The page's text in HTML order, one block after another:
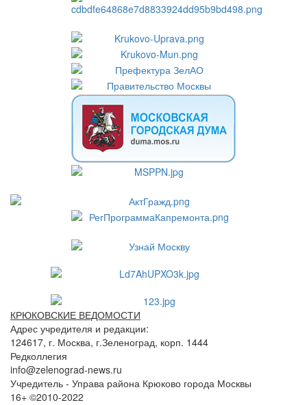
КРЮКОВСКИЕ ВЕДОМОСТИ
Адрес учредителя и редакции:
124617, г. Москва, г.Зеленоград, корп. 1444
Редколлегия
info@zelenograd-news.ru
Учредитель - Управа района Крюково города Москвы
16+ ©2010-2022